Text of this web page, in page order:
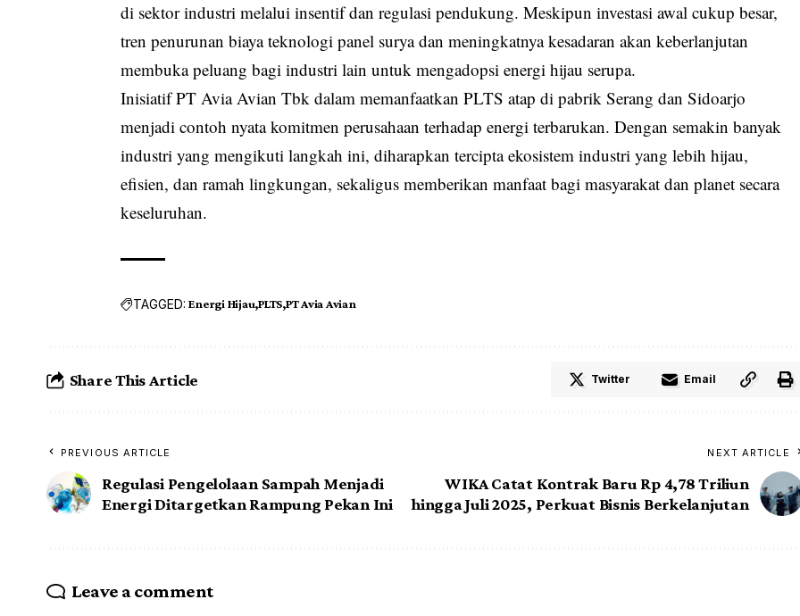
di sektor industri melalui insentif dan regulasi pendukung. Meskipun investasi awal cukup besar,
tren penurunan biaya teknologi panel surya dan meningkatnya kesadaran akan keberlanjutan
membuka peluang bagi industri lain untuk mengadopsi energi hijau serupa.
Inisiatif PT Avia Avian Tbk dalam memanfaatkan PLTS atap di pabrik Serang dan Sidoarjo
menjadi contoh nyata komitmen perusahaan terhadap energi terbarukan. Dengan semakin banyak
industri yang mengikuti langkah ini, diharapkan tercipta ekosistem industri yang lebih hijau,
efisien, dan ramah lingkungan, sekaligus memberikan manfaat bagi masyarakat dan planet secara
keseluruhan.
TAGGED: Energi Hijau PLTS PT Avia Avian
Share This Article Twitter Email
PREVIOUS ARTICLE
Regulasi Pengelolaan Sampah Menjadi
Energi Ditargetkan Rampung Pekan Ini
NEXT ARTICLE
WIKA Catat Kontrak Baru Rp 4,78 Triliun
hingga Juli 2025, Perkuat Bisnis Berkelanjutan
Leave a comment